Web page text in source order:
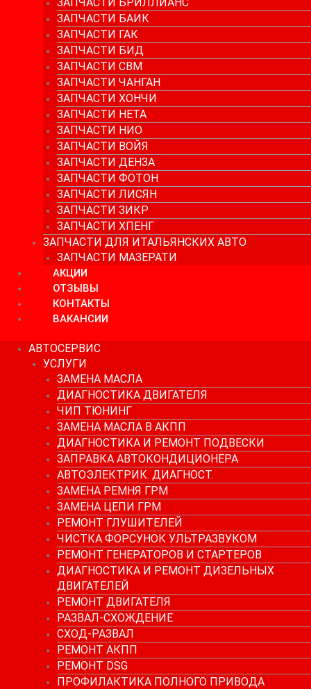
ЗАПЧАСТИ БРИЛЛИАНС
ЗАПЧАСТИ БАИК
ЗАПЧАСТИ ГАК
ЗАПЧАСТИ БИД
ЗАПЧАСТИ СВМ
ЗАПЧАСТИ ЧАНГАН
ЗАПЧАСТИ ХОНЧИ
ЗАПЧАСТИ НЕТА
ЗАПЧАСТИ НИО
ЗАПЧАСТИ ВОЙЯ
ЗАПЧАСТИ ДЕНЗА
ЗАПЧАСТИ ФОТОН
ЗАПЧАСТИ ЛИСЯН
ЗАПЧАСТИ ЗИКР
ЗАПЧАСТИ ХПЕНГ
ЗАПЧАСТИ ДЛЯ ИТАЛЬЯНСКИХ АВТО
ЗАПЧАСТИ МАЗЕРАТИ
АКЦИИ
ОТЗЫВЫ
КОНТАКТЫ
ВАКАНСИИ
АВТОСЕРВИС
УСЛУГИ
ЗАМЕНА МАСЛА
ДИАГНОСТИКА ДВИГАТЕЛЯ
ЧИП ТЮНИНГ
ЗАМЕНА МАСЛА В АКПП
ДИАГНОСТИКА И РЕМОНТ ПОДВЕСКИ
ЗАПРАВКА АВТОКОНДИЦИОНЕРА
АВТОЭЛЕКТРИК. ДИАГНОСТ.
ЗАМЕНА РЕМНЯ ГРМ
ЗАМЕНА ЦЕПИ ГРМ
РЕМОНТ ГЛУШИТЕЛЕЙ
ЧИСТКА ФОРСУНОК УЛЬТРАЗВУКОМ
РЕМОНТ ГЕНЕРАТОРОВ И СТАРТЕРОВ
ДИАГНОСТИКА И РЕМОНТ ДИЗЕЛЬНЫХ
ДВИГАТЕЛЕЙ
РЕМОНТ ДВИГАТЕЛЯ
РАЗВАЛ-СХОЖДЕНИЕ
СХОД-РАЗВАЛ
РЕМОНТ АКПП
РЕМОНТ DSG
ПРОФИЛАКТИКА ПОЛНОГО ПРИВОДА